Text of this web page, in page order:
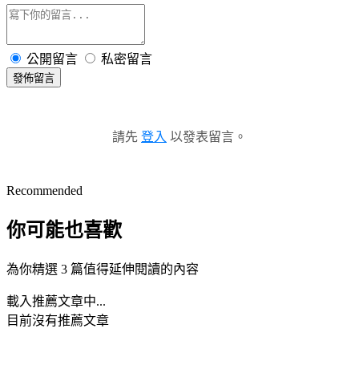
公開留言 私密留言
發佈留言
請先 登入 以發表留言。
Recommended
你可能也喜歡
為你精選 3 篇值得延伸閱讀的內容
載入推薦文章中...
目前沒有推薦文章